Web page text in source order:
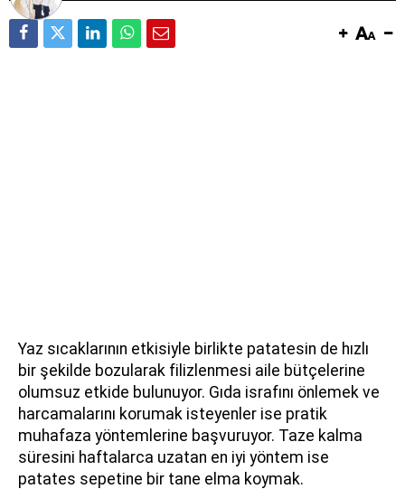
Yaz sıcaklarının etkisiyle birlikte patatesin de hızlı
bir şekilde bozularak filizlenmesi aile bütçelerine
olumsuz etkide bulunuyor. Gıda israfını önlemek ve
harcamalarını korumak isteyenler ise pratik
muhafaza yöntemlerine başvuruyor. Taze kalma
süresini haftalarca uzatan en iyi yöntem ise
patates sepetine bir tane elma koymak.